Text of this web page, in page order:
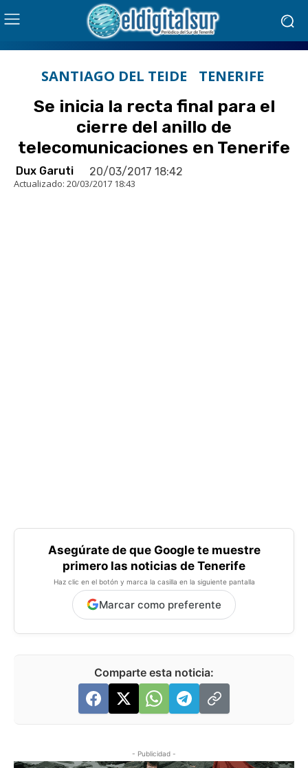
SANTIAGO DEL TEIDE TENERIFE
Se inicia la recta final para el
cierre del anillo de
telecomunicaciones en Tenerife
Dux Garuti 20/03/2017 18:42
Actualizado: 20/03/2017 18:43
Asegúrate de que Google te muestre
primero las noticias de Tenerife
Haz clic en el botón y marca la casilla en la siguiente pantalla
Marcar como preferente
Comparte esta noticia:
- Publicidad -